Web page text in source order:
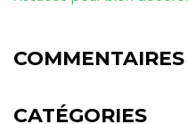
CATÉGORIES